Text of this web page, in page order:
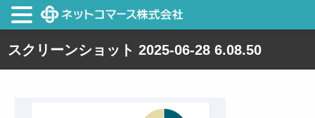
スクリーンショット 2025-06-28 6.08.50